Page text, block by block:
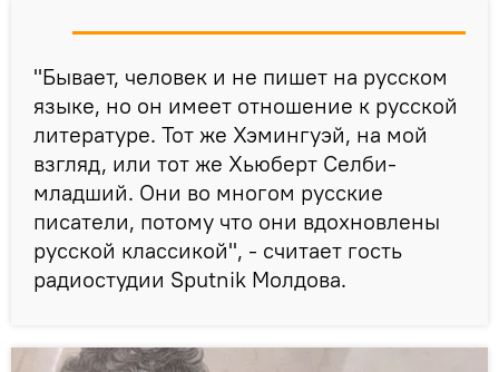
"Бывает, человек и не пишет на русском
языке, но он имеет отношение к русской
литературе. Тот же Хэмингуэй, на мой
взгляд, или тот же Хьюберт Селби-
младший. Они во многом русские
писатели, потому что они вдохновлены
русской классикой", - считает гость
радиостудии Sputnik Молдова.